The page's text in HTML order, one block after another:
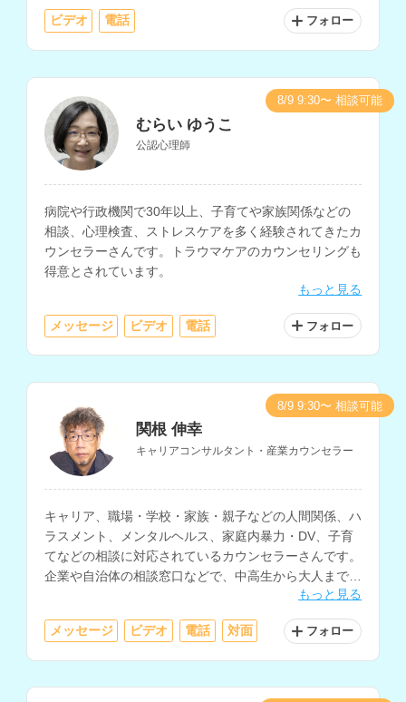
ビデオ 電話 フォロー
むらい ゆうこ
公認心理師
病院や行政機関で30年以上、子育てや家族関係などの
相談、心理検査、ストレスケアを多く経験されてきたカ
ウンセラーさんです。トラウマケアのカウンセリングも
得意とされています。
もっと見る
メッセージ ビデオ 電話 フォロー
8/9 9:30〜 相談可能
関根 伸幸
キャリアコンサルタント・産業カウンセラー
キャリア、職場・学校・家族・親子などの人間関係、ハ
ラスメント、メンタルヘルス、家庭内暴力・DV、子育
てなどの相談に対応されているカウンセラーさんです。
企業や自治体の相談窓口などで、中高生から大人まで幅
もっと見る
メッセージ ビデオ 電話 対面 フォロー
8/9 9:30〜 相談可能